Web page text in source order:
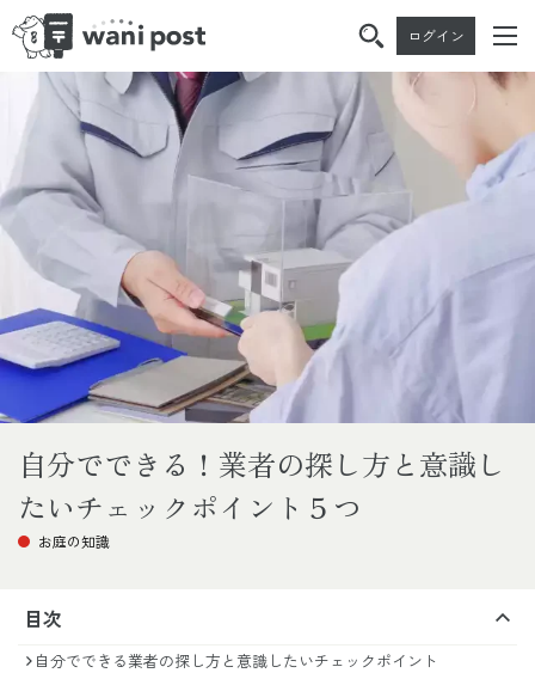
the
the
ログイン
自分でできる！業者の探し方と意識し
たいチェックポイント５つ
お庭の知識
目次
自分でできる業者の探し方と意識したいチェックポイント